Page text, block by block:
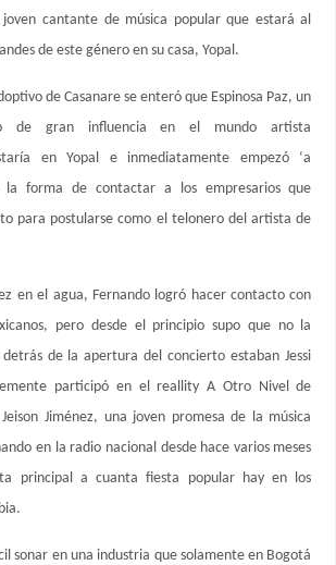
joven cantante de música popular que estará al
de este género en su casa, Yopal.
de Casanare se enteró que Espinosa Paz, un
de gran influencia en el mundo artista
en Yopal e inmediatamente empezó ‘a
la forma de contactar a los empresarios que
para postularse como el telonero del artista de
en el agua, Fernando logró hacer contacto con
pero desde el principio supo que no la
de la apertura del concierto estaban Jessi
participó en el reallity A Otro Nivel de
Jiménez, una joven promesa de la música
en la radio nacional desde hace varios meses
principal a cuanta fiesta popular hay en los
sonar en una industria que solamente en Bogotá